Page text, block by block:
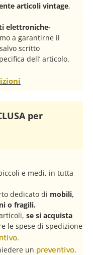
articoli vintage,
elettroniche-
a garantirne il
scritto
dell’ articolo.
per
e medi, in tutta
dedicato di mobili,
o fragili.
se si acquista
le spese di spedizione
.
un preventivo.